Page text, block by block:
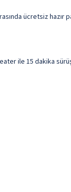
ücretsiz hazır
ile 15 dakika